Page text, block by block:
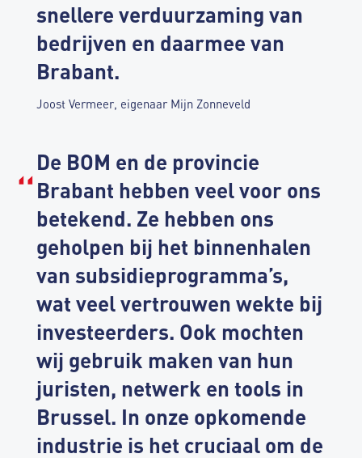
snellere verduurzaming van
bedrijven en daarmee van
Brabant.
Joost Vermeer, eigenaar Mijn Zonneveld
De BOM en de provincie
Brabant hebben veel voor ons
betekend. Ze hebben ons
geholpen bij het binnenhalen
van subsidieprogramma’s,
wat veel vertrouwen wekte bij
investeerders. Ook mochten
wij gebruik maken van hun
juristen, netwerk en tools in
Brussel. In onze opkomende
industrie is het cruciaal om de